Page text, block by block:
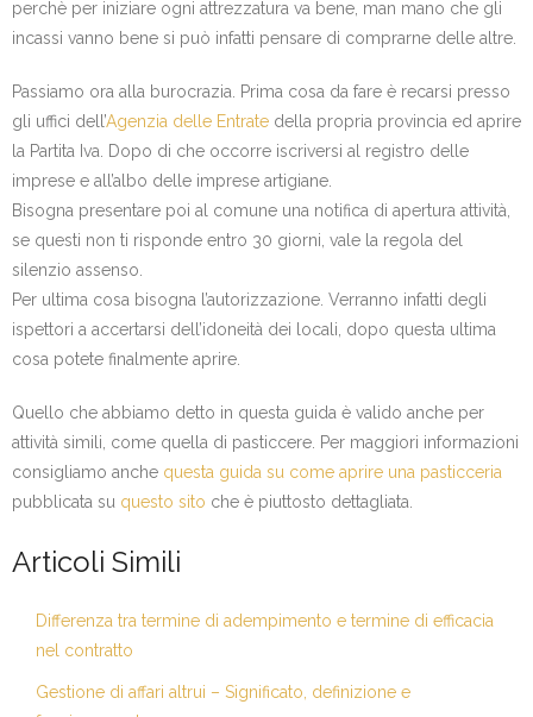
perchè per iniziare ogni attrezzatura va bene, man mano che gli
incassi vanno bene si può infatti pensare di comprarne delle altre.
Passiamo ora alla burocrazia. Prima cosa da fare è recarsi presso
gli uffici dell’Agenzia delle Entrate della propria provincia ed aprire
la Partita Iva. Dopo di che occorre iscriversi al registro delle
imprese e all’albo delle imprese artigiane.
Bisogna presentare poi al comune una notifica di apertura attività,
se questi non ti risponde entro 30 giorni, vale la regola del
silenzio assenso.
Per ultima cosa bisogna l’autorizzazione. Verranno infatti degli
ispettori a accertarsi dell’idoneità dei locali, dopo questa ultima
cosa potete finalmente aprire.
Quello che abbiamo detto in questa guida è valido anche per
attività simili, come quella di pasticcere. Per maggiori informazioni
consigliamo anche questa guida su come aprire una pasticceria
pubblicata su questo sito che è piuttosto dettagliata.
Articoli Simili
Differenza tra termine di adempimento e termine di efficacia
nel contratto
Gestione di affari altrui – Significato, definizione e